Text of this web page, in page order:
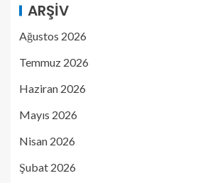
ARŞIV
Ağustos 2026
Temmuz 2026
Haziran 2026
Mayıs 2026
Nisan 2026
Şubat 2026